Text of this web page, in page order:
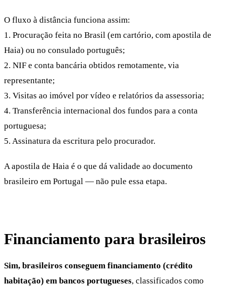
O fluxo à distância funciona assim:
1. Procuração feita no Brasil (em cartório, com apostila de
Haia) ou no consulado português;
2. NIF e conta bancária obtidos remotamente, via
representante;
3. Visitas ao imóvel por vídeo e relatórios da assessoria;
4. Transferência internacional dos fundos para a conta
portuguesa;
5. Assinatura da escritura pelo procurador.
A apostila de Haia é o que dá validade ao documento
brasileiro em Portugal — não pule essa etapa.
Financiamento para brasileiros
Sim, brasileiros conseguem financiamento (crédito
habitação) em bancos portugueses, classificados como